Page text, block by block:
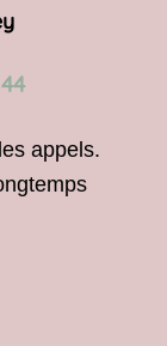
appels.